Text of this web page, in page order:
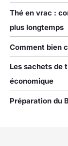
Thé en vrac :
plus longtemps
Comment bien
Les sachets de
économique
Préparation du